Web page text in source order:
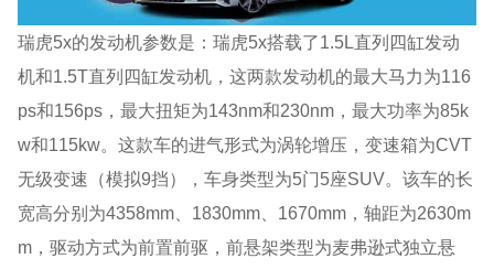
瑞虎5x的发动机参数是：瑞虎5x搭载了1.5L直列四缸发动
机和1.5T直列四缸发动机，这两款发动机的最大马力为116
ps和156ps，最大扭矩为143nm和230nm，最大功率为85k
w和115kw。这款车的进气形式为涡轮增压，变速箱为CVT
无级变速（模拟9挡），车身类型为5门5座SUV。该车的长
宽高分别为4358mm、1830mm、1670mm，轴距为2630m
m，驱动方式为前置前驱，前悬架类型为麦弗逊式独立悬